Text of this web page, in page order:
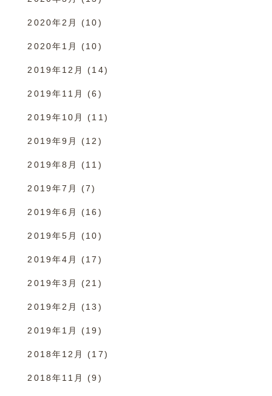
2020年2月 (10)
2020年1月 (10)
2019年12月 (14)
2019年11月 (6)
2019年10月 (11)
2019年9月 (12)
2019年8月 (11)
2019年7月 (7)
2019年6月 (16)
2019年5月 (10)
2019年4月 (17)
2019年3月 (21)
2019年2月 (13)
2019年1月 (19)
2018年12月 (17)
2018年11月 (9)